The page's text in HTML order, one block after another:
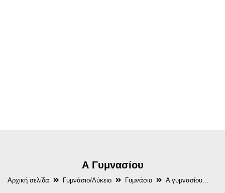
Α Γυμνασίου
Αρχική σελίδα Γυμνάσιο/Λύκειο Γυμνάσιο Α γυμνασίου...